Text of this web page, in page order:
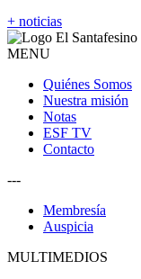
+ noticias
MENU
Quiénes Somos
Nuestra misión
Notas
ESF TV
Contacto
---
Membresía
Auspicia
MULTIMEDIOS